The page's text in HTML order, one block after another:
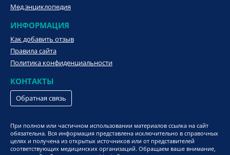
Мед.энциклопедия
ИНФОРМАЦИЯ
Как добавить отзыв
Правила сайта
Политика конфиденциальности
КОНТАКТЫ
Обратная связь
При полном или частичном использовании материалов ссылка на сайт
обязательна. Вся информация представлена исключительно в справочных
целях и получена из открытых источников или от представителей
соответствующих медицинских организаций. Обращаем ваше внимание,